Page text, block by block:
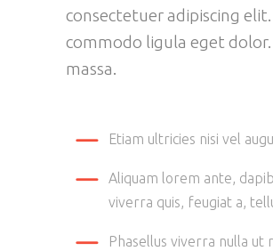
consectetuer adipiscing
commodo ligula eget dolor.
massa.
Etiam ultricies nisi vel
Aliquam lorem ante,
viverra quis, feugiat a,
Phasellus viverra nulla ut